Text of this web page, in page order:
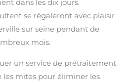
dans les dix jours.
se régaleront avec plaisir
sur seine pendant de
mois.
un service de prétraitement
les mites pour éliminer les